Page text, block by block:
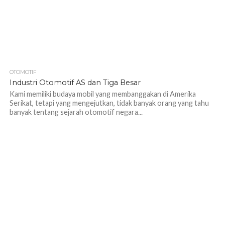
OTOMOTIF
Industri Otomotif AS dan Tiga Besar
Kami memiliki budaya mobil yang membanggakan di Amerika
Serikat, tetapi yang mengejutkan, tidak banyak orang yang tahu
banyak tentang sejarah otomotif negara...